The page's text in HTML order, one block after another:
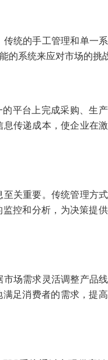
统的手工管理和单一
的系统来应对市场的挑战
平台上完成采购、生产
传递成本，使企业在
关重要。传统管理方
控和分析，为决策提
场需求灵活调整产品
足消费者的需求，提